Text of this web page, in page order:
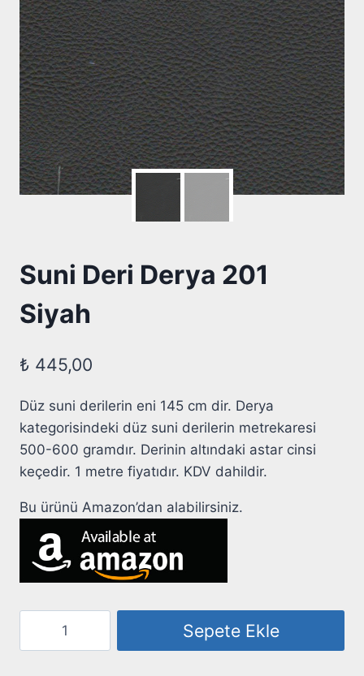
Suni Deri Derya 201
Siyah
₺ 445,00
Düz suni derilerin eni 145 cm dir. Derya
kategorisindeki düz suni derilerin metrekaresi
500-600 gramdır. Derinin altındaki astar cinsi
keçedir. 1 metre fiyatıdır. KDV dahildir.
Bu ürünü Amazon’dan alabilirsiniz.
Sepete Ekle